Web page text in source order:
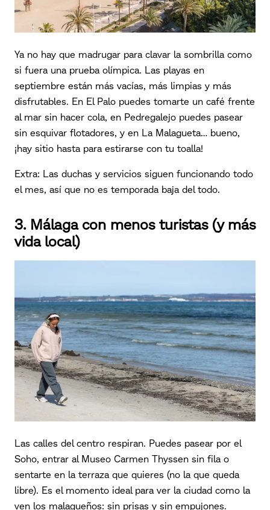
Ya no hay que madrugar para clavar la sombrilla como
si fuera una prueba olímpica. Las playas en
septiembre están más vacías, más limpias y más
disfrutables. En El Palo puedes tomarte un café frente
al mar sin hacer cola, en Pedregalejo puedes pasear
sin esquivar flotadores, y en La Malagueta… bueno,
¡hay sitio hasta para estirarse con tu toalla!
Extra: Las duchas y servicios siguen funcionando todo
el mes, así que no es temporada baja del todo.
3. Málaga con menos turistas (y más
vida local)
Las calles del centro respiran. Puedes pasear por el
Soho, entrar al Museo Carmen Thyssen sin fila o
sentarte en la terraza que quieres (no la que queda
libre). Es el momento ideal para ver la ciudad como la
ven los malagueños: sin prisas y sin empujones.